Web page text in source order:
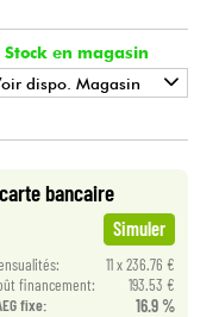
Stock en magasin
dispo. Magasin
Music PARIS
TOULOUSE
bancaire
Simuler
11 x 236.76 €
financement:
193.53 €
fixe: 16.9 %